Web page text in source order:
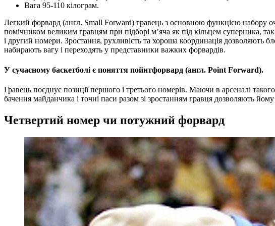
Вага 95-110 кілограм.
Легкий форвард (англ. Small Forward) гравець з основною функцією набору
помічником великим гравцям при підборі м’яча як під кільцем суперника,
і другий номери. Зростання, рухливість та хороша координація дозволяють
набирають вагу і переходять у представники важких форвардів.
У сучасному баскетболі є поняття пойнтфорвард (англ. Point Forward).
Гравець поєднує позиції першого і третього номерів. Маючи в арсеналі
бачення майданчика і точні паси разом зі зростанням гравця дозволяють
Четвертий номер чи потужний форвард